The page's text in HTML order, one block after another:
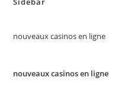
nouveaux casinos en ligne
nouveaux casinos en ligne